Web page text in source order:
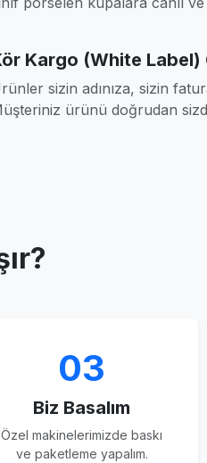
Kargo (White Label)
sizin adınıza, sizin
ürünü doğrudan
03
Biz Basalım
Özel makinelerimizde baskı
ve paketleme yapalım.